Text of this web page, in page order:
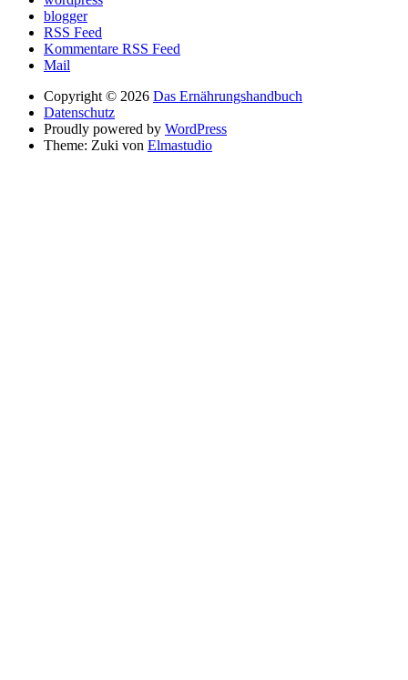
blogger
RSS Feed
Kommentare RSS Feed
Mail
Copyright © 2026 Das Ernährungshandbuch
Datenschutz
Proudly powered by WordPress
Theme: Zuki von Elmastudio